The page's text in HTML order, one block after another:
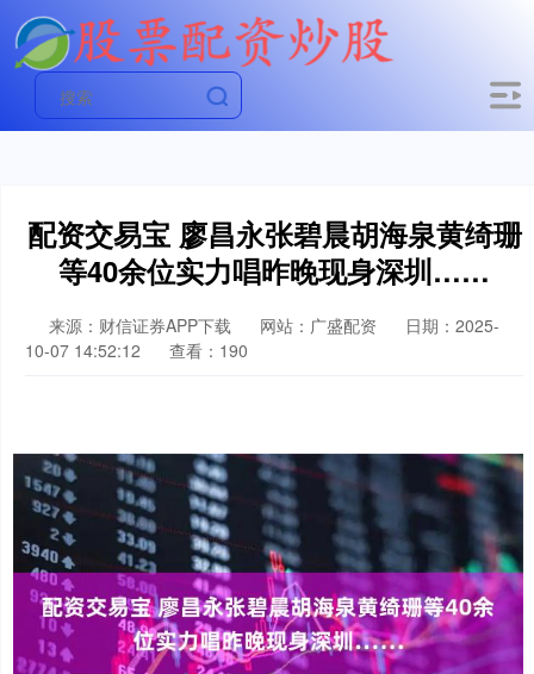
配资交易宝 廖昌永张碧晨胡海泉黄绮珊
等40余位实力唱昨晚现身深圳……
来源：财信证券APP下载 网站：广盛配资
日期：2025-
10-07 14:52:12
查看：190